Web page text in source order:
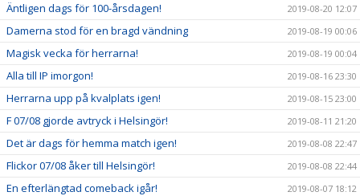
Äntligen dags för 100-årsdagen! 2019-08-20 12:07
Damerna stod för en bragd vändning 2019-08-19 00:06
Magisk vecka för herrarna! 2019-08-19 00:04
Alla till IP imorgon! 2019-08-16 23:30
Herrarna upp på kvalplats igen! 2019-08-15 23:00
F 07/08 gjorde avtryck i Helsingör! 2019-08-11 21:20
Det är dags för hemma match igen! 2019-08-08 22:47
Flickor 07/08 åker till Helsingör! 2019-08-08 22:44
En efterlängtad comeback igår! 2019-08-07 18:12